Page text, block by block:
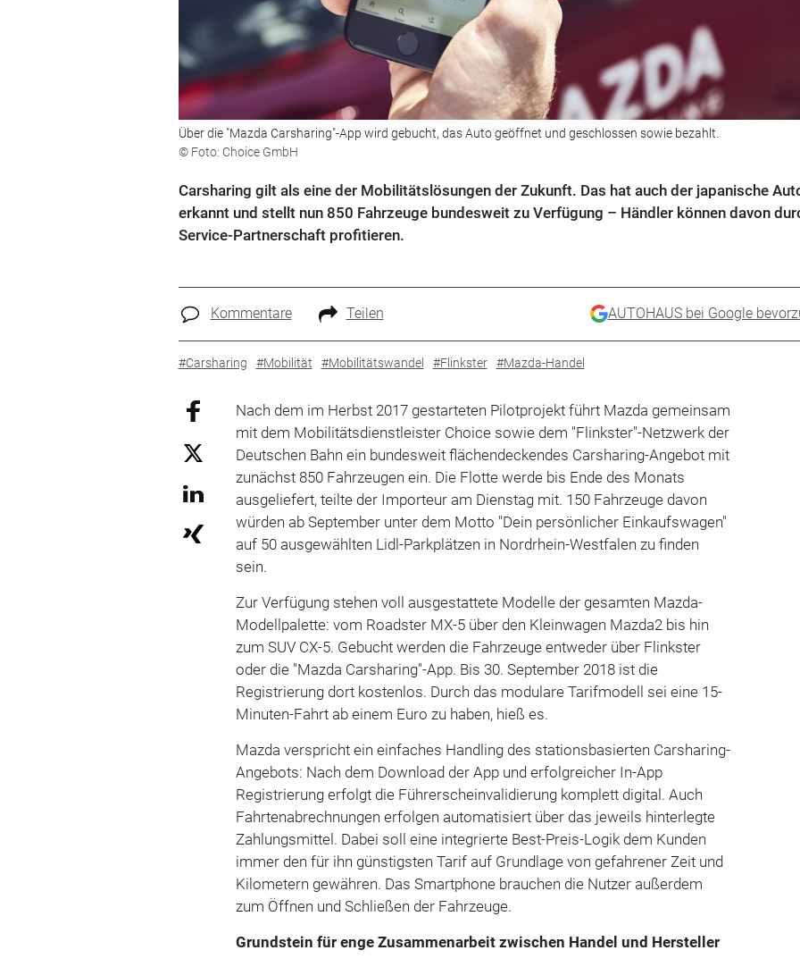
Über die "Mazda Carsharing"-App wird gebucht, das Auto geöffnet und geschlossen sowie bezahlt.
© Foto: Choice GmbH
Carsharing gilt als eine der Mobilitätslösungen der Zukunft. Das hat auch der japanische
erkannt und stellt nun 850 Fahrzeuge bundesweit zu Verfügung – Händler können davon
Service-Partnerschaft profitieren.
Kommentare Teilen AUTOHAUS bei Google
#Carsharing #Mobilität #Mobilitätswandel #Flinkster #Mazda-Handel
Nach dem im Herbst 2017 gestarteten Pilotprojekt führt Mazda gemeinsam
mit dem Mobilitätsdienstleister Choice sowie dem "Flinkster"-Netzwerk der
Deutschen Bahn ein bundesweit flächendeckendes Carsharing-Angebot mit
zunächst 850 Fahrzeugen ein. Die Flotte werde bis Ende des Monats
ausgeliefert, teilte der Importeur am Dienstag mit. 150 Fahrzeuge davon
würden ab September unter dem Motto "Dein persönlicher Einkaufswagen"
auf 50 ausgewählten Lidl-Parkplätzen in Nordrhein-Westfalen zu finden
sein.
Zur Verfügung stehen voll ausgestattete Modelle der gesamten Mazda-
Modellpalette: vom Roadster MX-5 über den Kleinwagen Mazda2 bis hin
zum SUV CX-5. Gebucht werden die Fahrzeuge entweder über Flinkster
oder die "Mazda Carsharing"-App. Bis 30. September 2018 ist die
Registrierung dort kostenlos. Durch das modulare Tarifmodell sei eine 15-
Minuten-Fahrt ab einem Euro zu haben, hieß es.
Mazda verspricht ein einfaches Handling des stationsbasierten Carsharing-
Angebots: Nach dem Download der App und erfolgreicher In-App
Registrierung erfolgt die Führerscheinvalidierung komplett digital. Auch
Fahrtenabrechnungen erfolgen automatisiert über das jeweils hinterlegte
Zahlungsmittel. Dabei soll eine integrierte Best-Preis-Logik dem Kunden
immer den für ihn günstigsten Tarif auf Grundlage von gefahrener Zeit und
Kilometern gewähren. Das Smartphone brauchen die Nutzer außerdem
zum Öffnen und Schließen der Fahrzeuge.
Grundstein für enge Zusammenarbeit zwischen Handel und Hersteller